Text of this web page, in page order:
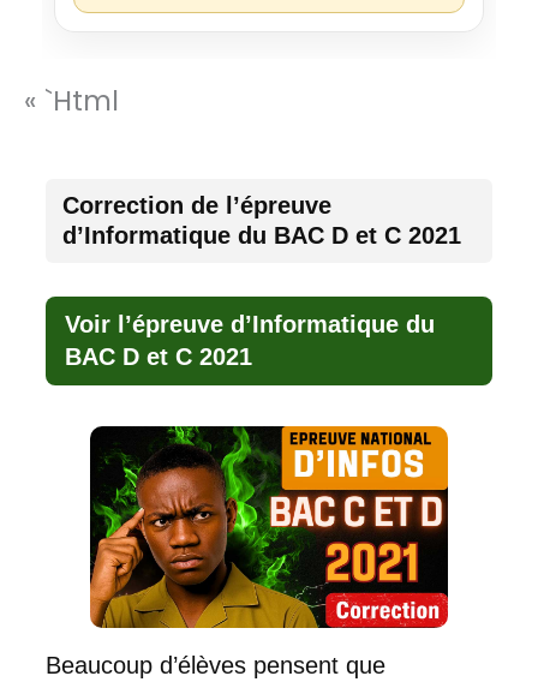
« `html
Correction de l’épreuve
d’Informatique du BAC D et C 2021
Voir l’épreuve d’Informatique du
BAC D et C 2021
Beaucoup d’élèves pensent que